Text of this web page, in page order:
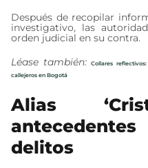
Después de recopilar
investigativo, las
orden judicial en su contra.
Léase también:Collares
callejeros en Bogotá
Alias
delitos